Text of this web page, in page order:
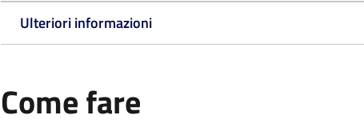
Ulteriori informazioni
Come fare